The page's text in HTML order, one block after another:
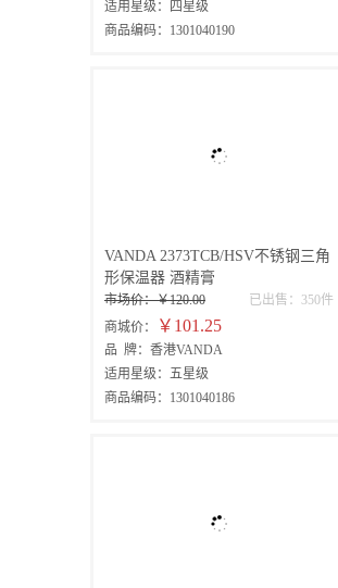
适用星级：四星级
商品编码：1301040190
VANDA 2373TCB/HSV不锈钢三角
形保温器 酒精膏
已出售：350件
市场价：￥120.00
商城价：
￥101.25
品 牌：香港VANDA
适用星级：五星级
商品编码：1301040186